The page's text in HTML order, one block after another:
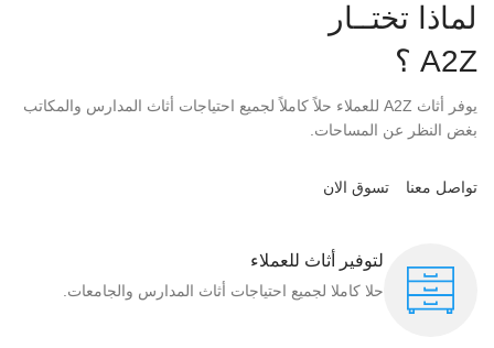
لماذا تختــار
A2Z ؟
يوفر أثاث A2Z للعملاء حلاً كاملاً لجميع احتياجات أثاث المدارس والمكاتب
بغض النظر عن المساحات.
تواصل معنا تسوق الان
لتوفير أثاث للعملاء
حلا كاملا لجميع احتياجات أثاث المدارس والجامعات.